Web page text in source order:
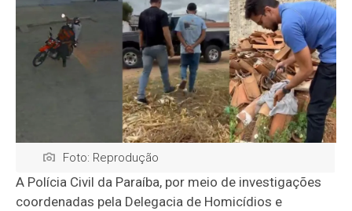
Foto: Reprodução
A Polícia Civil da Paraíba, por meio de investigações
coordenadas pela Delegacia de Homicídios e